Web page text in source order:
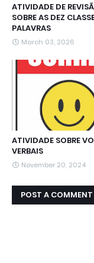
ATIVIDADE DE
SOBRE AS DEZ
PALAVRAS
March 03, 2026
ATIVIDADE SOBRE
VERBAIS
November 20, 2024
POST A COMMENT